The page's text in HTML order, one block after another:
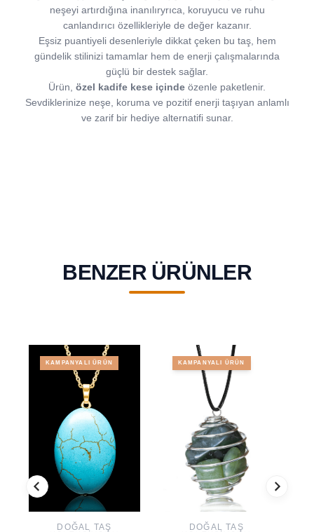
neşeyi artırdığına inanılıryrıca, koruyucu ve ruhu
canlandırıcı özellikleriyle de değer kazanır.
Eşsiz puantiyeli desenleriyle dikkat çeken bu taş, hem
gündelik stilinizi tamamlar hem de enerji çalışmalarında
güçlü bir destek sağlar.
Ürün, özel kadife kese içinde özenle paketlenir.
Sevdiklerinize neşe, koruma ve pozitif enerji taşıyan anlamlı
ve zarif bir hediye alternatifi sunar.
BENZER ÜRÜNLER
KAMPANYALI ÜRÜN
DOĞAL TAŞ
KAMPANYALI ÜRÜN
DOĞAL TAŞ